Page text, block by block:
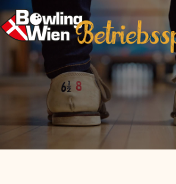
Inhalt
springen